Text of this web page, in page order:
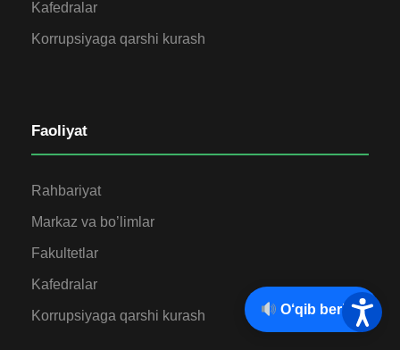
Kafedralar
Korrupsiyaga qarshi kurash
Faoliyat
Rahbariyat
Markaz va bo’limlar
Fakultetlar
Kafedralar
Korrupsiyaga qarshi kurash O‘qib berish